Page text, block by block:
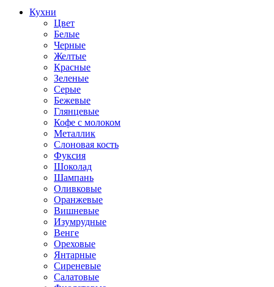
Кухни
Цвет
Белые
Черные
Желтые
Красные
Зеленые
Серые
Бежевые
Глянцевые
Кофе с молоком
Металлик
Слоновая кость
Фуксия
Шоколад
Шампань
Оливковые
Оранжевые
Вишневые
Изумрудные
Венге
Ореховые
Янтарные
Сиреневые
Салатовые